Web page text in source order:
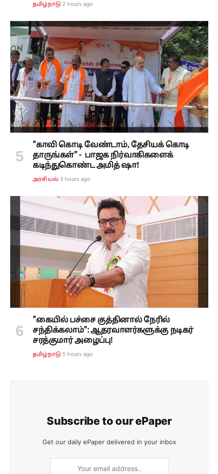
தமிழ்நாடு 2 hours ago
"காவி கொடி வேண்டாம், தேசியக் கொடி
தாருங்கள்" - பாஜக நிர்வாகிகளைக்
கடிந்துகொண்ட அமித் ஷா!
அரசியல் 3 hours ago
"கையில் பச்சை குத்தினால் நேரில்
சந்திக்கலாம்": ஆதரவாளர்களுக்கு நடிகர்
சரத்குமார் அழைப்பு!
தமிழ்நாடு 5 hours ago
Subscribe to our ePaper
Get our daily ePaper delivered in your inbox